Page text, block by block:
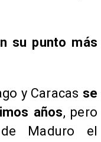
su punto más
y Caracas se
años, pero
Maduro el